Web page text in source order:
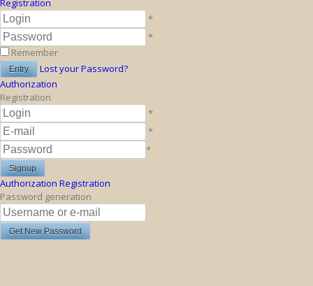
Registration
*
*
Remember
Lost your Password?
Authorization
Registration
*
*
*
Authorization Registration
Password generation